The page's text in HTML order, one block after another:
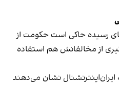
رسیده حاکی است حکومت از
از مخالفانش هم استفاده
نشان می‌دهند